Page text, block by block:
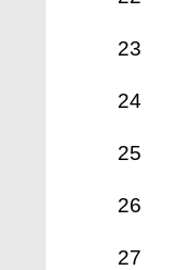
23
24
25
26
27